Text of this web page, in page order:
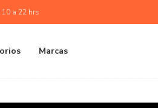
Marcas
a 22 hrs